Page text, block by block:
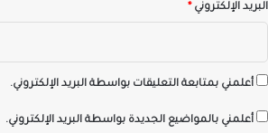
البريد الإلكتروني*
أعلمني بمتابعة التعليقات بواسطة البريد الإلكتروني.
أعلمني بالمواضيع الجديدة بواسطة البريد الإلكتروني.